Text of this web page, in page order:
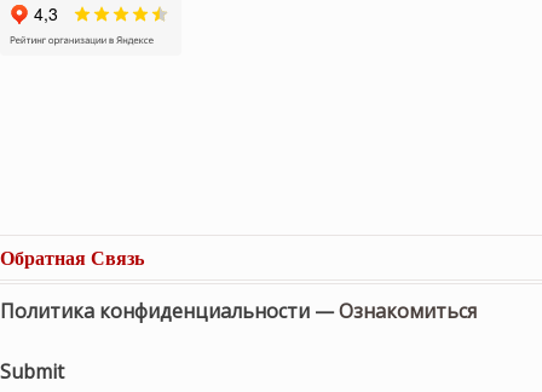
Обратная Связь
Политика конфиденциальности —Ознакомиться
Submit